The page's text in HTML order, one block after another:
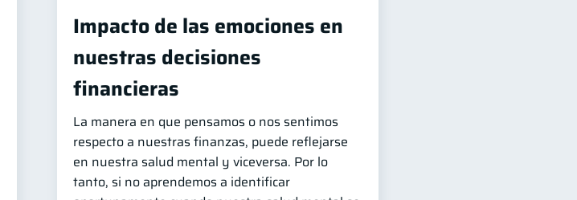
Impacto de las emociones en
nuestras decisiones
financieras
La manera en que pensamos o nos sentimos
respecto a nuestras finanzas, puede reflejarse
en nuestra salud mental y viceversa. Por lo
tanto, si no aprendemos a identificar